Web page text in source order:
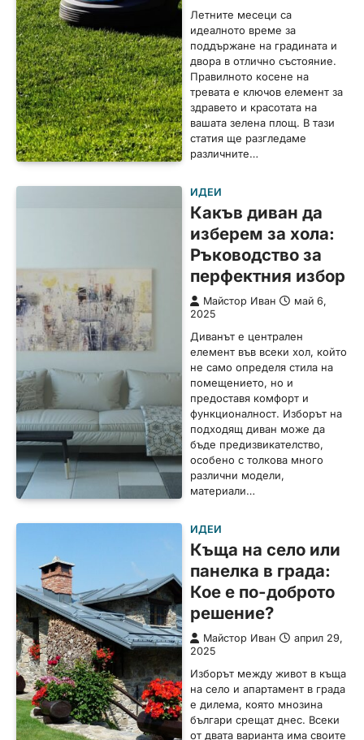
Летните месеци са
идеалното време за
поддържане на градината и
двора в отлично състояние.
Правилното косене на
тревата е ключов елемент за
здравето и красотата на
вашата зелена площ. В тази
статия ще разгледаме
различните…
ИДЕИ
Какъв диван да
изберем за хола:
Ръководство за
перфектния избор
Майстор Иван
май 6,
2025
Диванът е централен
елемент във всеки хол, който
не само определя стила на
помещението, но и
предоставя комфорт и
функционалност. Изборът на
подходящ диван може да
бъде предизвикателство,
особено с толкова много
различни модели,
материали…
ИДЕИ
Къща на село или
панелка в града:
Кое е по-доброто
решение?
Майстор Иван
април 29,
2025
Изборът между живот в къща
на село и апартамент в града
е дилема, която мнозина
българи срещат днес. Всеки
от двата варианта има своите